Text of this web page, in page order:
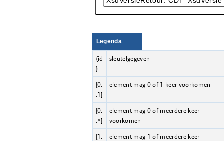
Legenda
{id
}
sleutelgegeven
[0.
.1]
element mag 0 of 1 keer voorkomen
[0.
.*]
element mag 0 of meerdere keer
voorkomen
[1.
element mag 1 of meerdere keer